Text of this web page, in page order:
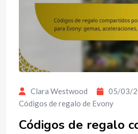
Clara Westwood 05/03/
Códigos de regalo de Evony
Códigos de regalo